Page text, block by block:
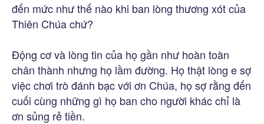
đến mức như thế nào khi ban lòng thương xót của
Thiên Chúa chứ?
Động cơ và lòng tin của họ gần như hoàn toàn
chân thành nhưng họ lầm đường. Họ thật lòng e sợ
việc chơi trò đánh bạc với ơn Chúa, họ sợ rằng đến
cuối cùng những gì họ ban cho người khác chỉ là
ơn sủng rẻ tiền.